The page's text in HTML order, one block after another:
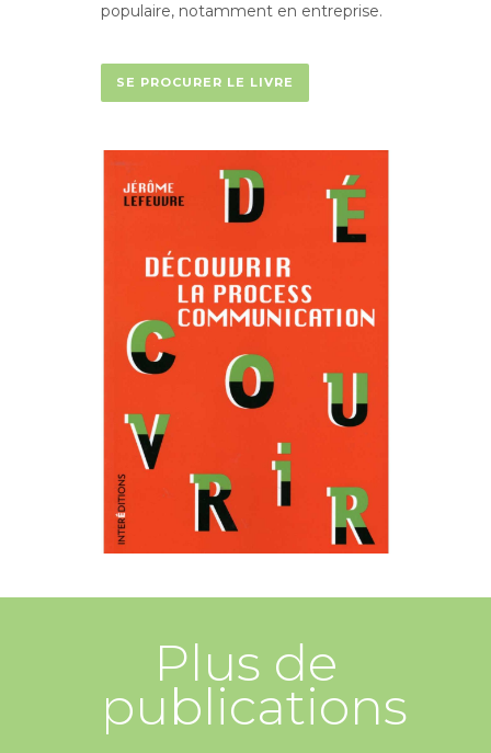
populaire, notamment en entreprise.
SE PROCURER LE LIVRE
Plus de
publications